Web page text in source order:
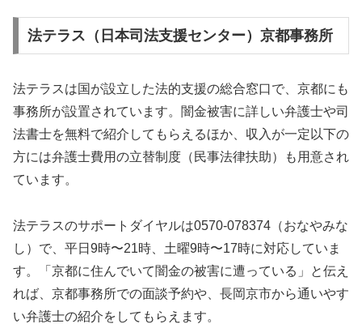
法テラス（日本司法支援センター）京都事務所
法テラスは国が設立した法的支援の総合窓口で、京都にも
事務所が設置されています。闇金被害に詳しい弁護士や司
法書士を無料で紹介してもらえるほか、収入が一定以下の
方には弁護士費用の立替制度（民事法律扶助）も用意され
ています。
法テラスのサポートダイヤルは0570-078374（おなやみな
し）で、平日9時〜21時、土曜9時〜17時に対応していま
す。「京都に住んでいて闇金の被害に遭っている」と伝え
れば、京都事務所での面談予約や、長岡京市から通いやす
い弁護士の紹介をしてもらえます。